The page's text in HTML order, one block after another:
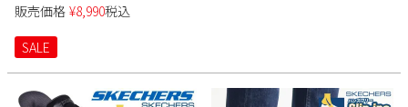
販売価格 ¥8,990税込
SALE